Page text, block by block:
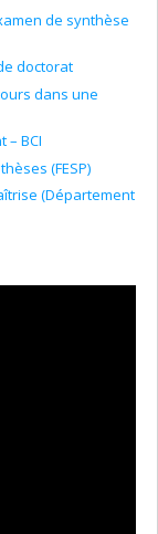
de synthèse
doctorat
dans une
– BCI
(FESP)
(Département